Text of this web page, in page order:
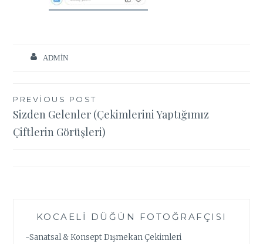
ADMIN
Yazı
gezinmesi
PREVIOUS POST
Sizden Gelenler (Çekimlerini Yaptığımız
Çiftlerin Görüşleri)
KOCAELI DÜĞÜN FOTOĞRAFÇISI
-Sanatsal & Konsept Dışmekan Çekimleri